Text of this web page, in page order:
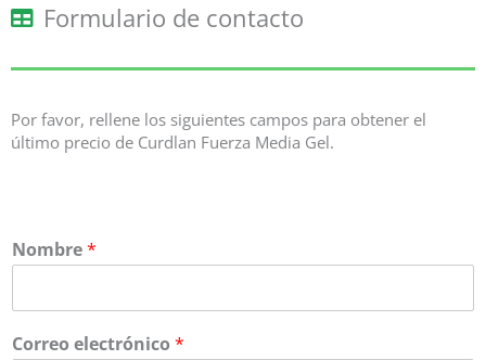
Formulario de contacto
Por favor, rellene los siguientes campos para obtener el
último precio de Curdlan Fuerza Media Gel.
Nombre*
Correo electrónico *